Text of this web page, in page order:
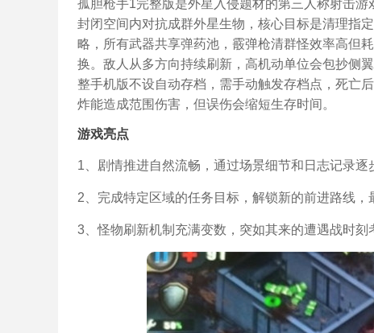
孤胆枪手1完整版是外星入侵题材的第三人称射击
封闭空间内对抗成群外星生物，核心目标是清理指
略，所有武器共享弹药池，霰弹枪清群怪效率高但
换。敌人从多方向持续刷新，高机动单位会包抄侧
整手机版不设自动存档，需手动触发存档点，死亡
炸能造成范围伤害，但误伤会缩短生存时间。
游戏亮点
1、剧情推进自然流畅，通过场景细节和日志记录逐
2、完成特定区域的任务目标，解锁新的前进路线，
3、怪物刷新机制充满变数，突如其来的遭遇战时刻